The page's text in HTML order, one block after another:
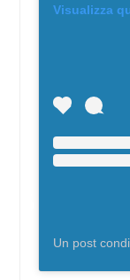
Visualizza
Un post